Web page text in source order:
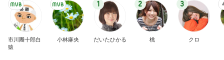
市川團十郎白
猿
小林麻央
1
だいたひかる
2
桃
3
クロ